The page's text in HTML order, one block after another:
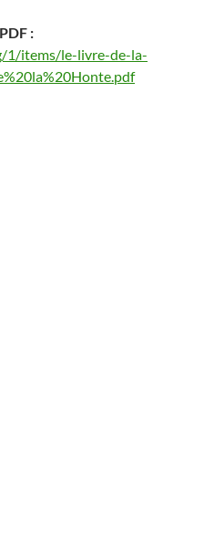
:
1/items/le-livre-de-la-